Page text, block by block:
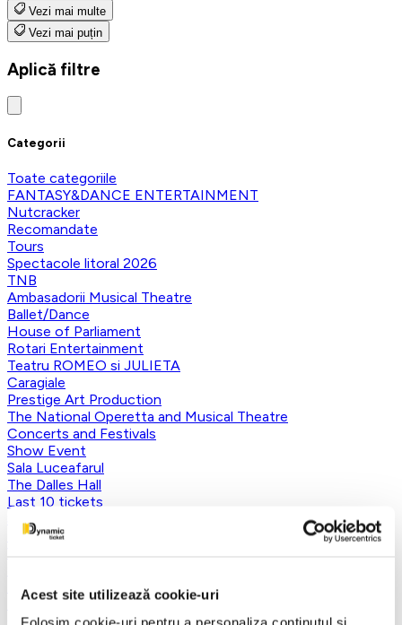
Acest site utilizează cookie-uri
Vezi mai multe
Vezi mai puțin
Aplică filtre
Categorii
Toate categoriile
FANTASY&DANCE ENTERTAINMENT
Nutcracker
Recomandate
Tours
Spectacole litoral 2026
TNB
Ambasadorii Musical Theatre
Ballet/Dance
House of Parliament
Rotari Entertainment
Teatru ROMEO si JULIETA
Caragiale
Prestige Art Production
The National Operetta and Musical Theatre
Concerts and Festivals
Show Event
Sala Luceafarul
The Dalles Hall
Last 10 tickets
Smart Ticketing Exclusives
The Red Theater
Teatrul Maidan
Theater
Concordia Theater Company